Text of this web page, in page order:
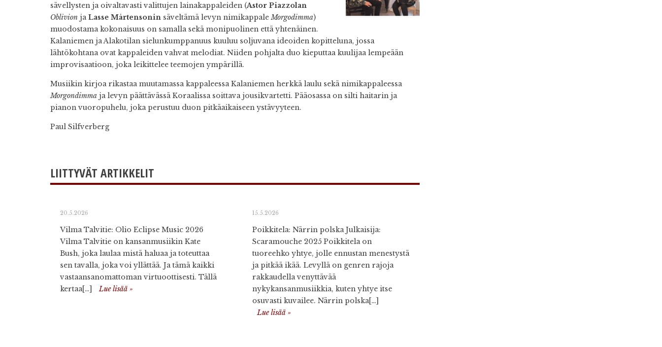
sävellysten ja oivaltavasti valittujen lainakappaleiden (Astor Piazzolan
Oblivion jaLasse Mårtensonin säveltämä levyn nimikappaleMorgodimma)
muodostama kokonaisuus on samalla sekä monipuolinen että yhtenäinen.
Kalaniemen ja Alakotilan sielunkumppanuus kuuluu soljuvana ideoiden kopitteluna, jossa
lähtökohtana ovat kappaleiden vahvat melodiat. Niiden pohjalta duo kieputtaa kuulijaa lempeään
improvisaatioon, joka leikittelee teemojen ympärillä.
Musiikin kirjoa rikastaa muutamassa kappaleessa Kalaniemen herkkä laulu sekä nimikappaleessa
Morgondimma ja levyn päättävässä Koraalissa soittava jousikvartetti. Pääosassa on silti haitarin ja
pianon vuoropuhelu, joka perustuu duon pitkäaikaiseen ystävyyteen.
Paul Silfverberg
LIITTYVÄT ARTIKKELIT
20.5.2026
Vilma Talvitie: Olio Eclipse Music 2026
Vilma Talvitie on kansanmusiikin Kate
Bush, joka laulaa mistä haluaa ja toteuttaa
sen tavalla, joka voi yllättää. Ja tämä kaikki
vastaansanomattoman virtuoottisesti. Tällä
kertaa[…]
Lue lisää »
15.5.2026
Poikkitela: Närrin polska Julkaisija:
Scaramouche 2025 Poikkitela on
tuoreehko yhtye, jolle ennustan menestystä
ja pitkää ikää. Levyllä on genren rajoja
rakkaudella venyttävää
nykykansanmusiikkia, kuten yhtye itse
osuvasti kuvailee. Närrin polska[…]
Lue lisää »